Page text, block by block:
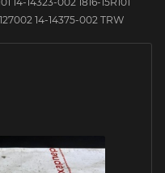
14-14375-002 TRW